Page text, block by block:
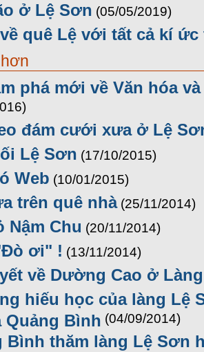
ở Lệ Sơn (05/05/2019)
quê Lệ với tất cả kí
phá mới về Văn hóa
đám cưới xưa ở Lệ
Lệ Sơn (17/10/2015)
Web (10/01/2015)
trên quê nhà (25/11/2014)
Nậm Chu (20/11/2014)
ơi" ! (13/11/2014)
về Dường Cao ở
hiếu học của làng Lệ
Quảng Bình (04/09/2014)
Bình thăm làng Lệ Sơn